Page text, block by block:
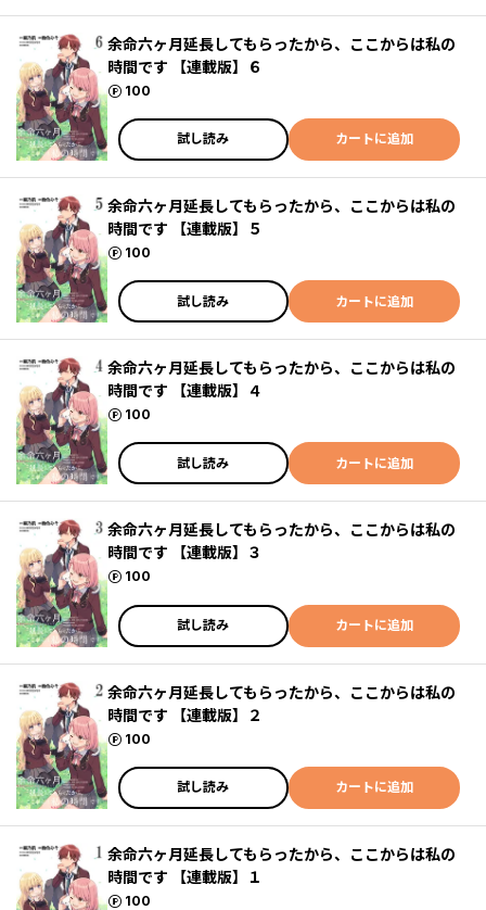
余命六ヶ月延長してもらったから、ここからは私の
時間です 【連載版】６
100
ポイント
試し読み カートに追加
余命六ヶ月延長してもらったから、ここからは私の
時間です 【連載版】５
100
ポイント
試し読み カートに追加
余命六ヶ月延長してもらったから、ここからは私の
時間です 【連載版】４
100
ポイント
試し読み カートに追加
余命六ヶ月延長してもらったから、ここからは私の
時間です 【連載版】３
100
ポイント
試し読み カートに追加
余命六ヶ月延長してもらったから、ここからは私の
時間です 【連載版】２
100
ポイント
試し読み カートに追加
余命六ヶ月延長してもらったから、ここからは私の
時間です 【連載版】１
100
ポイント